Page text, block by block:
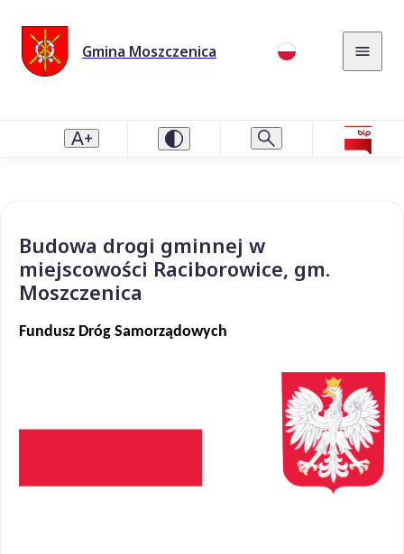
Gmina Moszczenica
Budowa drogi gminnej w
miejscowości Raciborowice, gm.
Moszczenica
Fundusz Dróg Samorządowych